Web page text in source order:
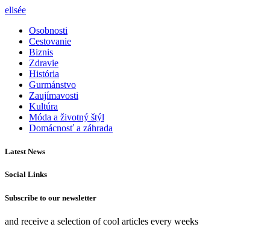
elisée
Osobnosti
Cestovanie
Biznis
Zdravie
História
Gurmánstvo
Zaujímavosti
Kultúra
Móda a životný štýl
Domácnosť a záhrada
Latest News
Social Links
Subscribe to our newsletter
and receive a selection of cool articles every weeks